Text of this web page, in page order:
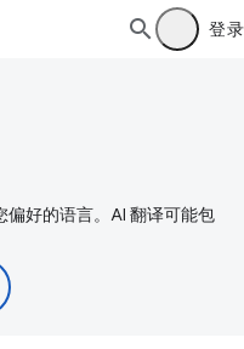
登录
好的语言。AI 翻译可能包